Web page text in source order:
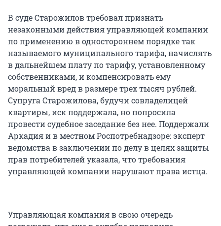
В суде Старожилов требовал признать
незаконными действия управляющей компании
по применению в одностороннем порядке так
называемого муниципального тарифа, начислять
в дальнейшем плату по тарифу, установленному
собственниками, и компенсировать ему
моральный вред в размере трех тысяч рублей.
Супруга Старожилова, будучи совладелицей
квартиры, иск поддержала, но попросила
провести судебное заседание без нее. Поддержали
Аркадия и в местном Роспотребнадзоре: эксперт
ведомства в заключении по делу в целях защиты
прав потребителей указала, что требования
управляющей компании нарушают права истца.
Управляющая компания в свою очередь